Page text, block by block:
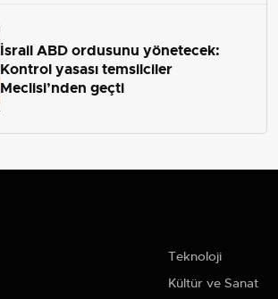
İsrail ABD ordusunu yönetecek:
Kontrol yasası temsilciler
Meclisi’nden geçti
Teknoloji
Kültür ve Sanat